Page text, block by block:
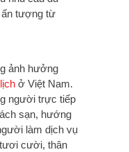
ấn tượng từ
ảnh hưởng
ở Việt Nam.
người trực tiếp
sạn, hướng
làm dịch vụ
cười, thân